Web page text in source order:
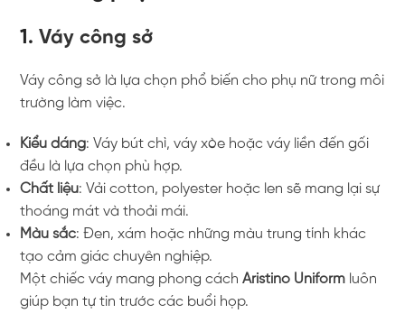
1.Váy công sở
Váy công sở là lựa chọn phổ biến cho phụ nữ trong môi
trường làm việc.
Kiểu dáng: Váy bút chì, váy xòe hoặc váy liền đến gối
đều là lựa chọn phù hợp.
Chất liệu: Vải cotton, polyester hoặc len sẽ mang lại sự
thoáng mát và thoải mái.
Màu sắc: Đen, xám hoặc những màu trung tính khác
tạo cảm giác chuyên nghiệp.
Một chiếc váy mang phong cáchAristino Uniform luôn
giúp bạn tự tin trước các buổi họp.